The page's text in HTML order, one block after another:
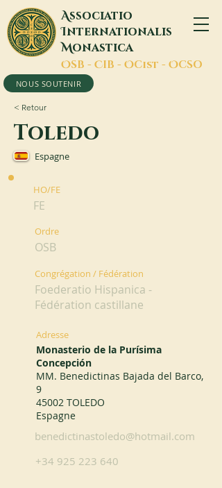
Associatio
Internationalis
Monastica
OSB - CIB - OCist - OCSO
NOUS SOUTENIR
< Retour
Toledo
Espagne
HO/FE
FE
Ordre
OSB
Congrégation / Fédération
Foederatio Hispanica -
Fédération castillane
Adresse
Monasterio de la Purísima
Concepción
MM. Benedictinas Bajada del Barco,
9
45002 TOLEDO
Espagne
benedictinastoledo@hotmail.com
+34 925 223 640